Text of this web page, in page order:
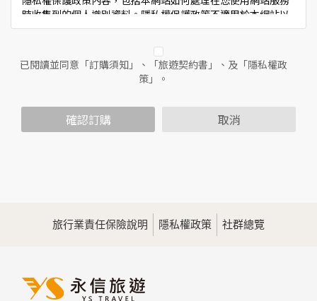
時收集到的個人識別資料。隱私權保護政策不適用於本網站以
外的相關連結網站，也不適用於非本網站所委託或參與管理的
二、個人資料的蒐集、處理及利用方式
當您造訪本網站或使用本網站所提供之功能服務時，我們將視
範圍內處理及利用您的個人資料；非經您書面同意，本網站不
會將個人資料用於其他用途。
為提供精確的服務，我們會將收集的問卷調查內容進行統計與
分析，分析結果之統計數據或說明文字呈現，除供內部研究
三、資料之保護
已閱讀並同意「訂購須知」、「旅遊契約書」、及「隱私權政
策」。
確認訂購 取消
旅行業責任保險說明 隱私權政策 社群總覽